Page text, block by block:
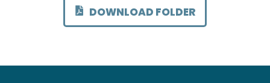
DOWNLOAD FOLDER